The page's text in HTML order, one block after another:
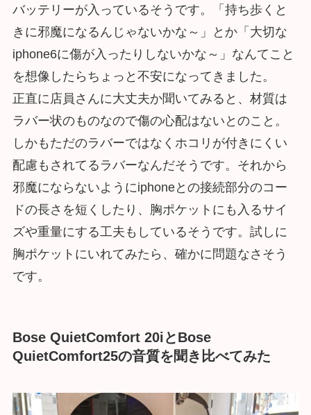
バッテリーが入っているそうです。「持ち歩くと
きに邪魔になるんじゃないかな～」とか「大切な
iphone6に傷が入ったりしないかな～」なんてこと
を想像したらちょっと不安になってきました。
正直に店員さんに大丈夫か聞いてみると、材質は
ラバー状のものなので傷の心配はないとのこと。
しかもただのラバーではなくホコリが付きにくい
配慮もされてるラバーなんだそうです。それから
邪魔にならないようにiphoneとの接続部分のコー
ドの長さを短くしたり、胸ポケットにも入るサイ
ズや重量にする工夫もしているそうです。試しに
胸ポケットにいれてみたら、確かに問題なさそう
です。
Bose QuietComfort 20iとBose
QuietComfort25の音質を聞き比べてみた